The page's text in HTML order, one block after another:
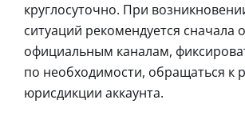
круглосуточно. При
ситуаций рекомендуется сначала
официальным каналам,
по необходимости, обращаться к
юрисдикции аккаунта.